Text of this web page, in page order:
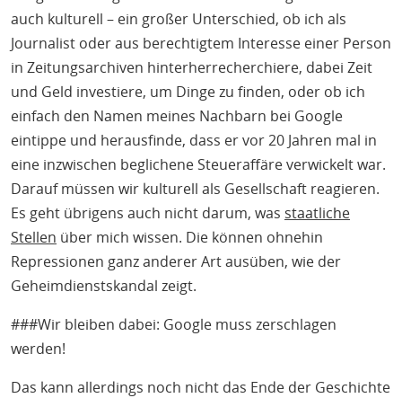
auch kulturell – ein großer Unterschied, ob ich als
Journalist oder aus berechtigtem Interesse einer Person
in Zeitungsarchiven hinterherrecherchiere, dabei Zeit
und Geld investiere, um Dinge zu finden, oder ob ich
einfach den Namen meines Nachbarn bei Google
eintippe und herausfinde, dass er vor 20 Jahren mal in
eine inzwischen beglichene Steueraffäre verwickelt war.
Darauf müssen wir kulturell als Gesellschaft reagieren.
Es geht übrigens auch nicht darum, was staatliche
Stellen über mich wissen. Die können ohnehin
Repressionen ganz anderer Art ausüben, wie der
Geheimdienstskandal zeigt.
###Wir bleiben dabei: Google muss zerschlagen
werden!
Das kann allerdings noch nicht das Ende der Geschichte